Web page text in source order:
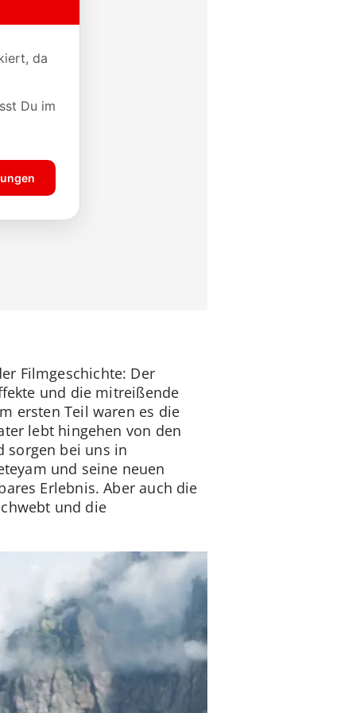
Filmgeschichte: Der
und die mitreißende
ersten Teil waren es die
lebt hingehen von den
sorgen bei uns in
und seine neuen
Erlebnis. Aber auch die
und die